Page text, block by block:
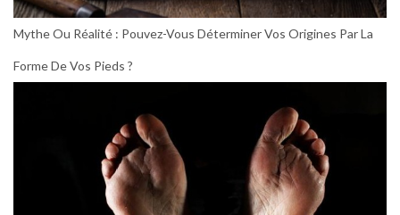
Mythe Ou Réalité : Pouvez-Vous Déterminer Vos Origines Par La
Forme De Vos Pieds ?